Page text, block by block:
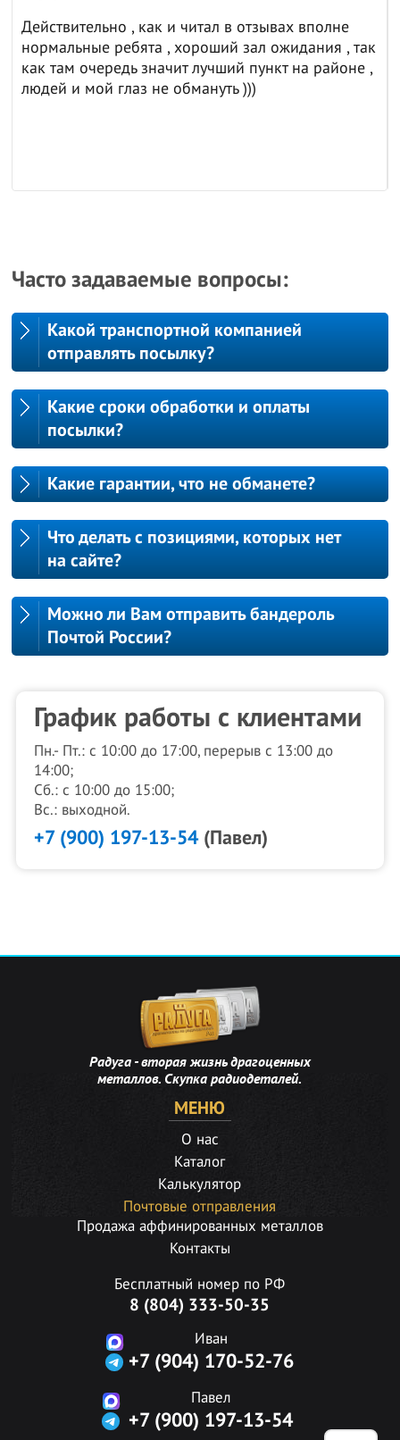
Действительно , как и читал в отзывах вполне
нормальные ребята , хороший зал ожидания , так
как там очередь значит лучший пункт на районе ,
людей и мой глаз не обмануть )))
Часто задаваемые вопросы:
Какой транспортной компанией
отправлять посылку?
Какие сроки обработки и оплаты
посылки?
Какие гарантии, что не обманете?
Что делать с позициями, которых нет
на сайте?
Можно ли Вам отправить бандероль
Почтой России?
График работы с клиентами
Пн.- Пт.: с 10:00 до 17:00, перерыв с 13:00 до
14:00;
Сб.: с 10:00 до 15:00;
Вс.: выходной.
+7 (900) 197-13-54(Павел)
Радуга - вторая жизнь драгоценных
металлов. Скупка радиодеталей.
МЕНЮ
О нас
Каталог
Калькулятор
Почтовые отправления
Продажа аффинированных металлов
Контакты
Бесплатный номер по РФ
8 (804) 333-50-35
Иван
+7 (904) 170-52-76
Павел
+7 (900) 197-13-54